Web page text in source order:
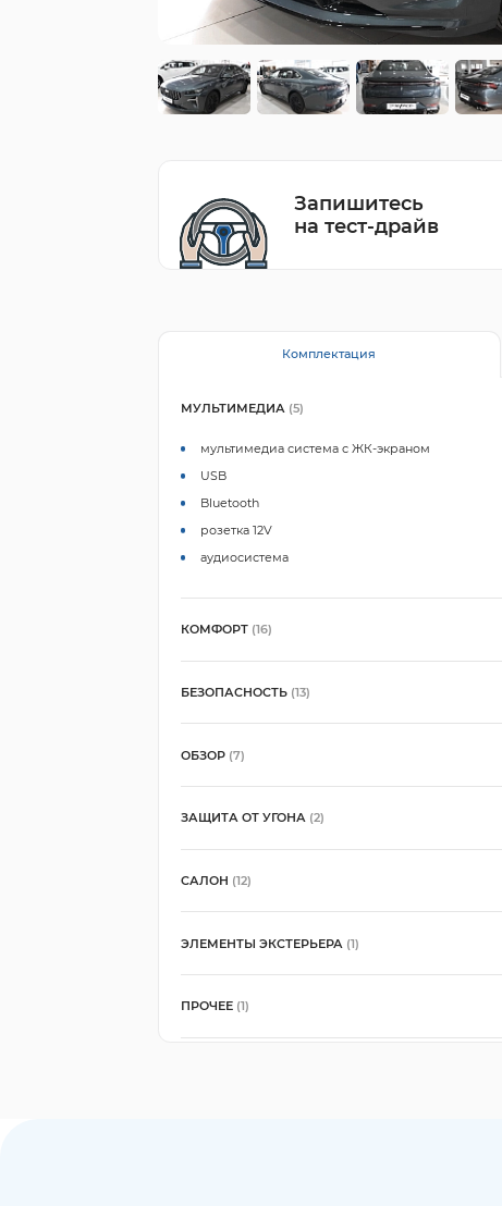
Запишитесь
на тест-драйв
Комплектация
МУЛЬТИМЕДИА (5)
мультимедиа система с ЖК-экраном
USB
Bluetooth
розетка 12V
аудиосистема
КОМФОРТ (16)
БЕЗОПАСНОСТЬ (13)
ОБЗОР (7)
ЗАЩИТА ОТ УГОНА (2)
САЛОН (12)
ЭЛЕМЕНТЫ ЭКСТЕРЬЕРА (1)
ПРОЧЕЕ (1)